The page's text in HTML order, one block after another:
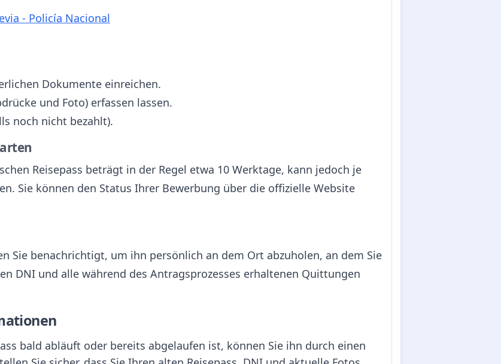
- Policía Nacional
Dokumente einreichen.
und Foto) erfassen lassen.
noch nicht bezahlt).
Reisepass beträgt in der Regel etwa 10 Werktage, kann jedoch je
Sie können den Status Ihrer Bewerbung über die offizielle Website
Sie benachrichtigt, um ihn persönlich an dem Ort abzuholen, an dem Sie
DNI und alle während des Antragsprozesses erhaltenen Quittungen
bald abläuft oder bereits abgelaufen ist, können Sie ihn durch einen